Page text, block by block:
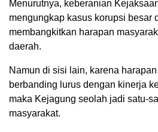
Menurutnya, keberanian
mengungkap kasus korupsi besar
membangkitkan harapan
daerah.
Namun di sisi lain, karena
berbanding lurus dengan kinerja
maka Kejagung seolah jadi satu-
masyarakat.